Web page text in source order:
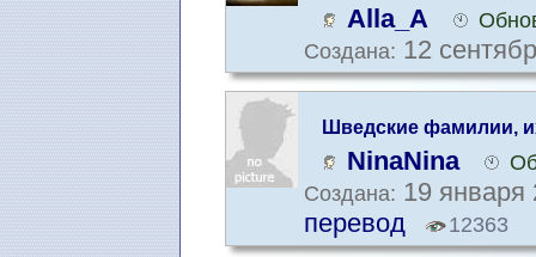
Alla_A
Создана: 12
Шведские фамилии,
значение.
NinaNina
Создана: 19 января
перевод
12363